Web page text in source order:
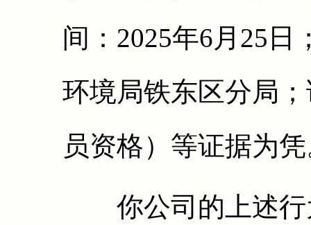
间：2025年6月25
环境局铁东区分局
员资格）等证据为
你公司的上述行